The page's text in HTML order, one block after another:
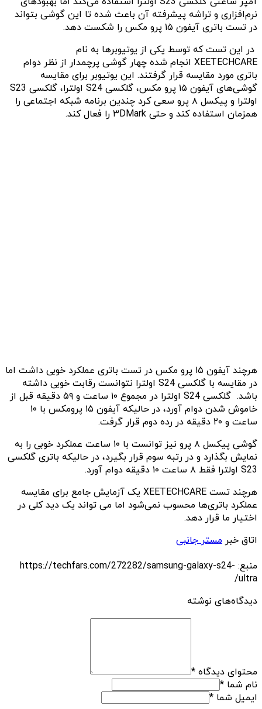
نرم‌افزاری و تراشه پیشرفته آن باعث شده تا این گوشی بتواند
در تست باتری آیفون ۱۵ پرو مکس را شکست دهد.
در این تست که توسط یکی از یوتیوبرها به نام
XEETECHCARE انجام شده چهار گوشی پرچمدار از نظر دوام
باتری مورد مقایسه قرار گرفتند. این یوتیوبر برای مقایسه
گوشی‌های آیفون ۱۵ پرو مکس، گلکسی S24 اولترا، گلکسی S23
اولترا و پیکسل ۸ پرو سعی کرد چندین برنامه شبکه اجتماعی را
همزمان استفاده کند و حتی ۳DMark را فعال کند.
هرچند آیفون ۱۵ پرو مکس در تست باتری عملکرد خوبی داشت اما
در مقایسه با گلکسی S24 اولترا نتوانست رقابت خوبی داشته
باشد. گلکسی S24 اولترا در مجموع ۱۰ ساعت و ۵۹ دقیقه قبل از
خاموش شدن دوام آورد، در حالیکه آیفون ۱۵ پرومکس با ۱۰
ساعت و ۲۰ دقیقه در رده دوم قرار گرفت.
گوشی پیکسل ۸ پرو نیز توانست با ۱۰ ساعت عملکرد خوبی را به
نمایش بگذارد و در رتبه سوم قرار بگیرد، در حالیکه باتری گلکسی
S23 اولترا فقط ۸ ساعت ۱۰ دقیقه دوام آورد.
هرچند تست XEETECHCARE یک آزمایش جامع برای مقایسه
عملکرد باتری‌ها محسوب نمی‌شود اما می تواند یک دید کلی در
اختیار ما قرار دهد.
اتاق خبر مستر جانبی
منبع: https://techfars.com/272282/samsung-galaxy-s24-
ultra/
دیدگاه‌های نوشته
محتوای دیدگاه *
نام شما *
ایمیل شما *